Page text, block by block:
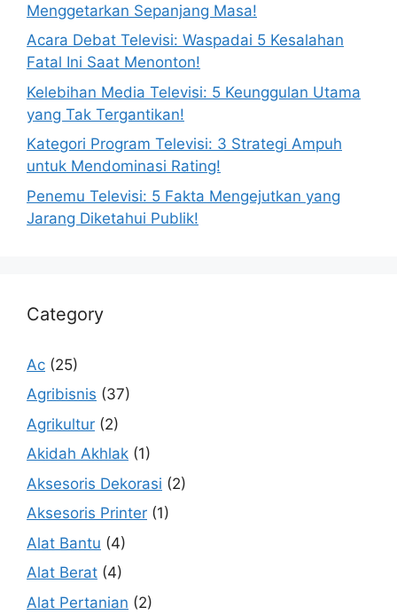
Menggetarkan Sepanjang Masa!
Acara Debat Televisi: Waspadai 5 Kesalahan
Fatal Ini Saat Menonton!
Kelebihan Media Televisi: 5 Keunggulan Utama
yang Tak Tergantikan!
Kategori Program Televisi: 3 Strategi Ampuh
untuk Mendominasi Rating!
Penemu Televisi: 5 Fakta Mengejutkan yang
Jarang Diketahui Publik!
Category
Ac (25)
Agribisnis (37)
Agrikultur (2)
Akidah Akhlak (1)
Aksesoris Dekorasi (2)
Aksesoris Printer (1)
Alat Bantu (4)
Alat Berat (4)
Alat Pertanian (2)